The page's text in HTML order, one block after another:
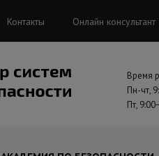
Контакты Онлайн консультант
Время
Пн-чт,
Пт,